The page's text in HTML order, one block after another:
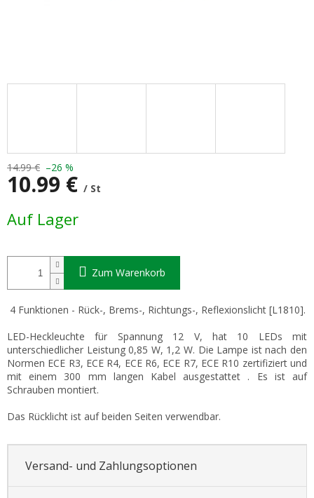
14.99 € –26 %
10.99 € / St
Auf Lager
Zum Warenkorb
4 Funktionen - Rück-, Brems-, Richtungs-, Reflexionslicht [L1810].
LED-Heckleuchte für Spannung 12 V, hat 10 LEDs mit
unterschiedlicher Leistung 0,85 W, 1,2 W. Die Lampe ist nach den
Normen ECE R3, ECE R4, ECE R6, ECE R7, ECE R10 zertifiziert und
mit einem 300 mm langen Kabel ausgestattet . Es ist auf
Schrauben montiert.
Das Rücklicht ist auf beiden Seiten verwendbar.
Versand- und Zahlungsoptionen